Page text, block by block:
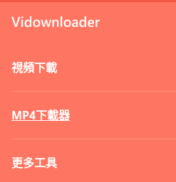
視頻下載
MP4下載器
更多工具